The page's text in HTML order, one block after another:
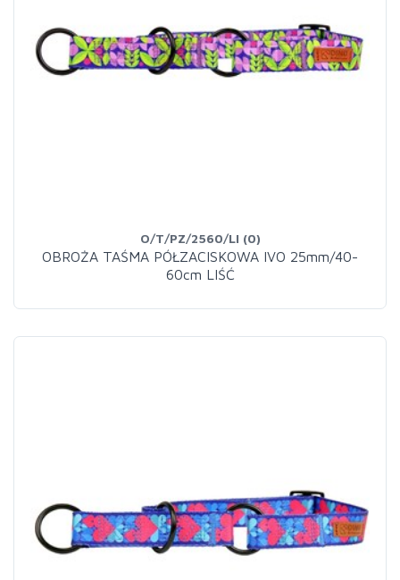
O/T/PZ/2560/LI (0)
OBROŻA TAŚMA PÓŁZACISKOWA IVO 25mm/40-
60cm LIŚĆ